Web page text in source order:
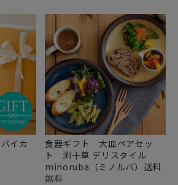
イカ
食器ギフト 大皿ペアセッ
ト 渕十草 デリスタイル
minoruba（ミノルバ）送料
無料